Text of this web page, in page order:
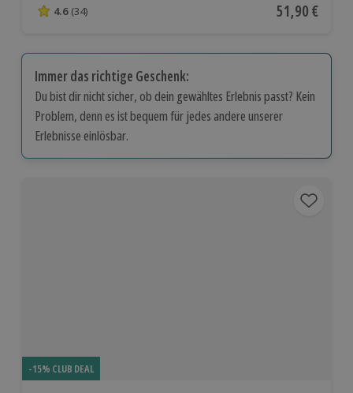
4.6 von 5 Sternen basierend auf 34 Bewertungen
4.6 (34) Aktueller
51,90 €
Immer das richtige Geschenk:
Du bist dir nicht sicher, ob dein gewähltes Erlebnis passt? Kein
Problem, denn es ist bequem für jedes andere unserer
Erlebnisse einlösbar.
-15% CLUB DEAL